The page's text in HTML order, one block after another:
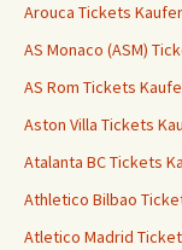
Arouca Tickets
AS Monaco (ASM)
AS Rom Tickets
Aston Villa Tickets
Atalanta BC Tickets
Athletico Bilbao
Atletico Madrid